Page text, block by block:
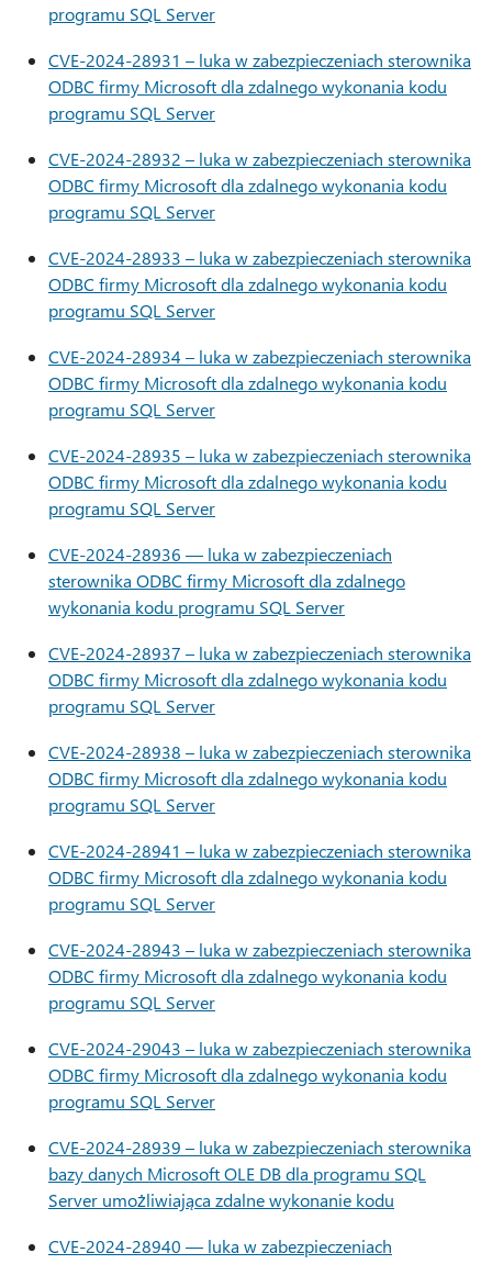
programu SQL Server
CVE-2024-28931 – luka w zabezpieczeniach sterownika
ODBC firmy Microsoft dla zdalnego wykonania kodu
programu SQL Server
CVE-2024-28932 – luka w zabezpieczeniach sterownika
ODBC firmy Microsoft dla zdalnego wykonania kodu
programu SQL Server
CVE-2024-28933 – luka w zabezpieczeniach sterownika
ODBC firmy Microsoft dla zdalnego wykonania kodu
programu SQL Server
CVE-2024-28934 – luka w zabezpieczeniach sterownika
ODBC firmy Microsoft dla zdalnego wykonania kodu
programu SQL Server
CVE-2024-28935 – luka w zabezpieczeniach sterownika
ODBC firmy Microsoft dla zdalnego wykonania kodu
programu SQL Server
CVE-2024-28936 — luka w zabezpieczeniach
sterownika ODBC firmy Microsoft dla zdalnego
wykonania kodu programu SQL Server
CVE-2024-28937 – luka w zabezpieczeniach sterownika
ODBC firmy Microsoft dla zdalnego wykonania kodu
programu SQL Server
CVE-2024-28938 – luka w zabezpieczeniach sterownika
ODBC firmy Microsoft dla zdalnego wykonania kodu
programu SQL Server
CVE-2024-28941 – luka w zabezpieczeniach sterownika
ODBC firmy Microsoft dla zdalnego wykonania kodu
programu SQL Server
CVE-2024-28943 – luka w zabezpieczeniach sterownika
ODBC firmy Microsoft dla zdalnego wykonania kodu
programu SQL Server
CVE-2024-29043 – luka w zabezpieczeniach sterownika
ODBC firmy Microsoft dla zdalnego wykonania kodu
programu SQL Server
CVE-2024-28939 – luka w zabezpieczeniach sterownika
bazy danych Microsoft OLE DB dla programu SQL
Server umożliwiająca zdalne wykonanie kodu
CVE-2024-28940 — luka w zabezpieczeniach